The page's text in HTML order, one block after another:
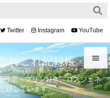


メニュ
Twitter Instagram YouTube
れこれ記録帳
検定・プリン好き。ロスジェネ
録しています。